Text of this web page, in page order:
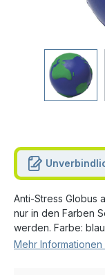
Anti-Stress Globus
nur in den Farben
werden. Farbe: blau
Mehr Informationen